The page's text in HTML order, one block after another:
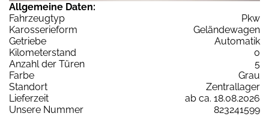
Allgemeine Daten:
Fahrzeugtyp
Pkw
Karosserieform
Geländewagen
Getriebe
Automatik
Kilometerstand
0
Anzahl der Türen
5
Farbe
Grau
Standort
Zentrallager
Lieferzeit
ab ca. 18.08.2026
Unsere Nummer
823241599